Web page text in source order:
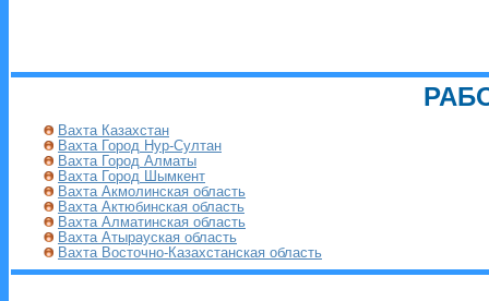
Вахта Казахстан
Вахта Город Нур-Султан
Вахта Город Алматы
Вахта Город Шымкент
Вахта Акмолинская область
Вахта Актюбинская область
Вахта Алматинская область
Вахта Атырауская область
Вахта Восточно-Казахстанская область